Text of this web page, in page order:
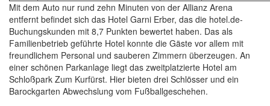
Mit dem Auto nur rund zehn Minuten von der Allianz Arena
entfernt befindet sich das Hotel Garni Erber, das die hotel.de-
Buchungskunden mit 8,7 Punkten bewertet haben. Das als
Familienbetrieb geführte Hotel konnte die Gäste vor allem mit
freundlichem Personal und sauberen Zimmern überzeugen. An
einer schönen Parkanlage liegt das zweitplatzierte Hotel am
Schloßpark Zum Kurfürst. Hier bieten drei Schlösser und ein
Barockgarten Abwechslung vom Fußballgeschehen.